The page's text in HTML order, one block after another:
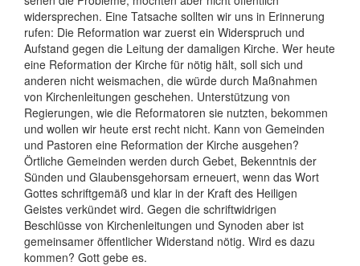
widersprechen. Eine Tatsache sollten wir uns in Erinnerung
rufen: Die Reformation war zuerst ein Widerspruch und
Aufstand gegen die Leitung der damaligen Kirche. Wer heute
eine Reformation der Kirche für nötig hält, soll sich und
anderen nicht weismachen, die würde durch Maßnahmen
von Kirchenleitungen geschehen. Unterstützung von
Regierungen, wie die Reformatoren sie nutzten, bekommen
und wollen wir heute erst recht nicht. Kann von Gemeinden
und Pastoren eine Reformation der Kirche ausgehen?
Örtliche Gemeinden werden durch Gebet, Bekenntnis der
Sünden und Glaubensgehorsam erneuert, wenn das Wort
Gottes schriftgemäß und klar in der Kraft des Heiligen
Geistes verkündet wird. Gegen die schriftwidrigen
Beschlüsse von Kirchenleitungen und Synoden aber ist
gemeinsamer öffentlicher Widerstand nötig. Wird es dazu
kommen? Gott gebe es.